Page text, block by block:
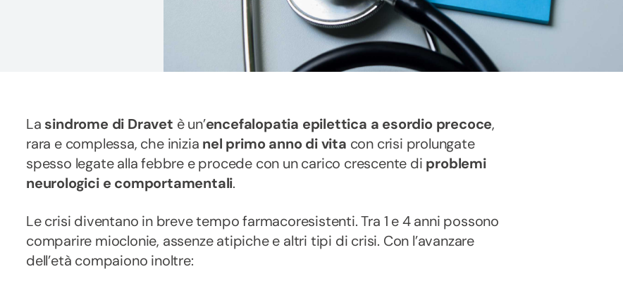
La sindrome di Dravet è un’encefalopatia epilettica a esordio precoce,
rara e complessa, che inizia nel primo anno di vita con crisi prolungate
spesso legate alla febbre e procede con un carico crescente di problemi
neurologici e comportamentali.
Le crisi diventano in breve tempo farmacoresistenti. Tra 1 e 4 anni possono
comparire mioclonie, assenze atipiche e altri tipi di crisi. Con l’avanzare
dell’età compaiono inoltre: